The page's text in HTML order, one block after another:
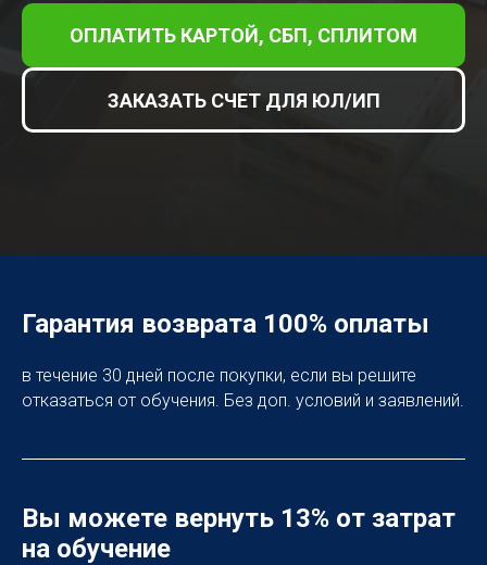
ОПЛАТИТЬ КАРТОЙ, СБП, СПЛИТОМ
ЗАКАЗАТЬ СЧЕТ ДЛЯ ЮЛ/ИП
Гарантия возврата 100% оплаты
в течение 30 дней после покупки, если вы решите
отказаться от обучения. Без доп. условий и заявлений.
Вы можете вернуть 13% от затрат
на обучение